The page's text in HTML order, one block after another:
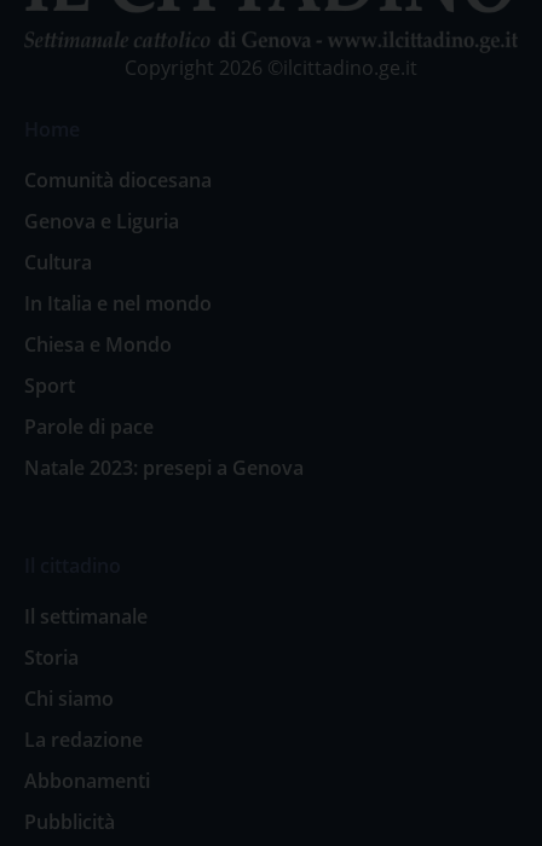
Copyright 2026 ©ilcittadino.ge.it
Comunità diocesana
Genova e Liguria
Cultura
In Italia e nel mondo
Chiesa e Mondo
Sport
Parole di pace
Natale 2023: presepi a Genova
Il settimanale
Storia
Chi siamo
La redazione
Abbonamenti
Pubblicità